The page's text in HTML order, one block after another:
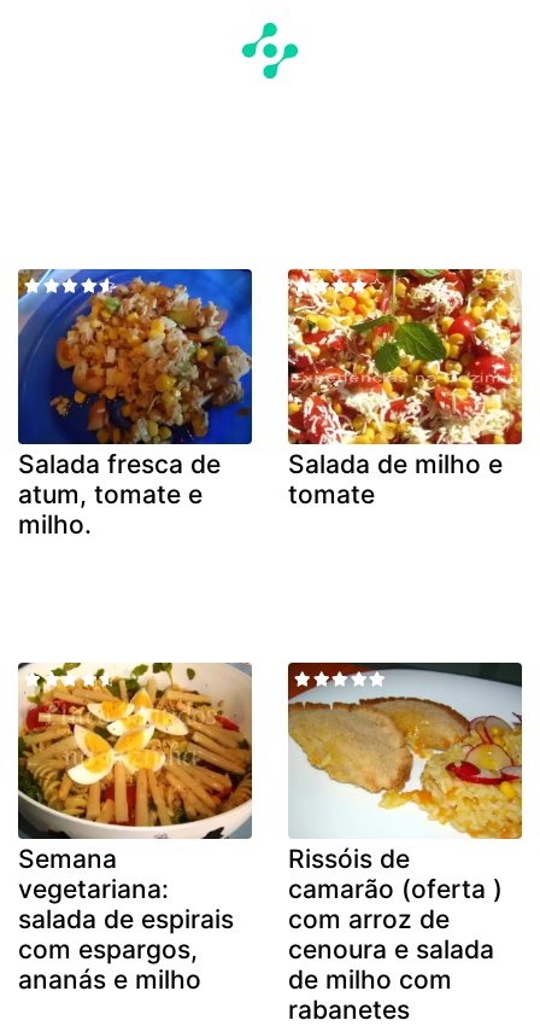
Salada fresca de
atum, tomate e
milho.
Salada de milho e
tomate
Semana
vegetariana:
salada de espirais
com espargos,
ananás e milho
Rissóis de
camarão (oferta )
com arroz de
cenoura e salada
de milho com
rabanetes